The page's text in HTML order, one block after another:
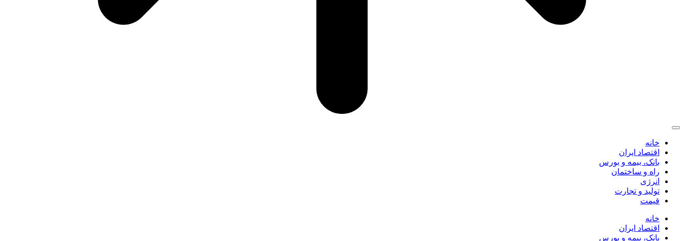
خانه
اقتصاد ایران
بانک، بیمه و بورس
راه و ساختمان
انرژی
تولید و تجارت
قیمت
خانه
اقتصاد ایران
بانک، بیمه و بورس